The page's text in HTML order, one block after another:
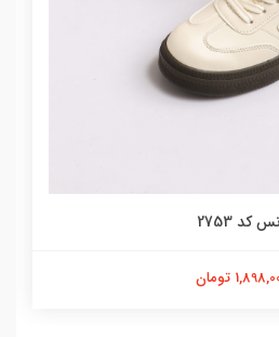
کد 2753
تومان